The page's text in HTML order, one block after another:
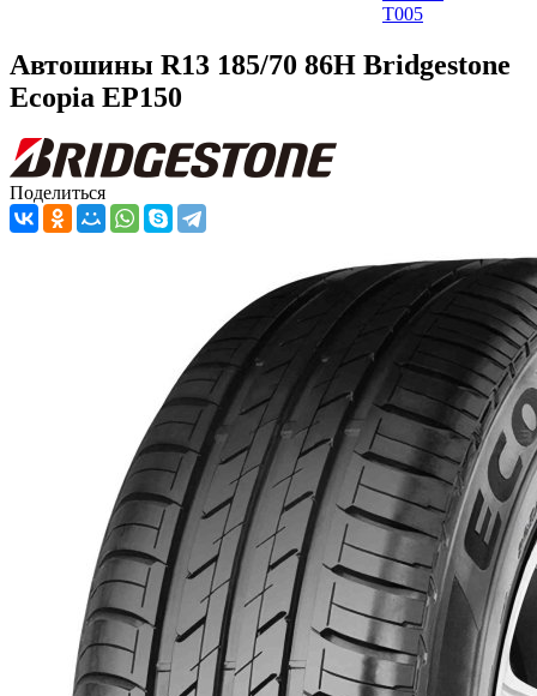
T005
Автошины R13 185/70 86H Bridgestone
Ecopia EP150
Поделиться